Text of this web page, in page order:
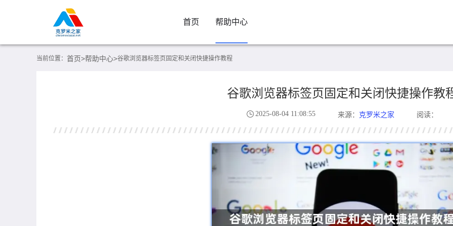
首页 帮助中心
当前位置： 首页>帮助中心>谷歌浏览器标签页固定和关闭快捷操作教程
谷歌浏览器标签页固定和关闭快捷操作教
2025-08-04 11:08:55 来源： 克罗米之家 阅读：